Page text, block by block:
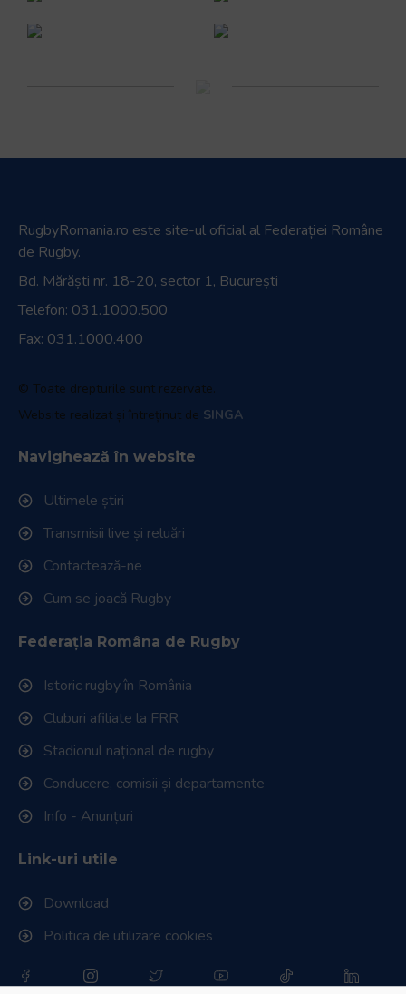
RugbyRomania.ro este site-ul oficial al Federației Române
de Rugby.
Bd. Mărăști nr. 18-20, sector 1, București
Telefon: 031.1000.500
Fax: 031.1000.400
© Toate drepturile sunt rezervate.
Website realizat și întreținut de SINGA
Navighează în website
Ultimele știri
Transmisii live și reluări
Contactează-ne
Cum se joacă Rugby
Federația Româna de Rugby
Istoric rugby în România
Cluburi afiliate la FRR
Stadionul național de rugby
Conducere, comisii și departamente
Info - Anunțuri
Link-uri utile
Download
Politica de utilizare cookies